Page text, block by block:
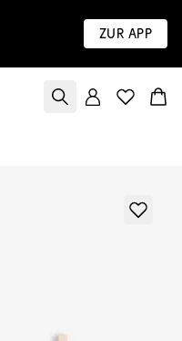
Zur App